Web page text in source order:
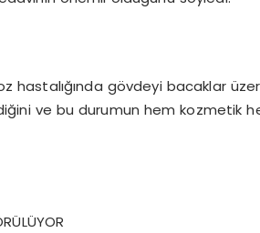
hastalığında gövdeyi bacaklar
ve bu durumun hem kozmetik